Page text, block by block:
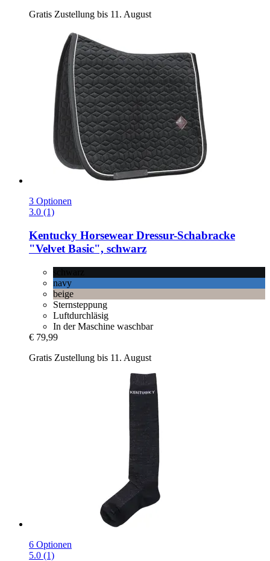
Gratis Zustellung bis 11. August
3 Optionen
3.0 (1)
Kentucky Horsewear Dressur-​Schabracke
"Velvet Basic", schwarz
navy
beige
Sternsteppung
Luftdurchläsig
In der Maschine waschbar
€ 79,99
Gratis Zustellung bis 11. August
6 Optionen
5.0 (1)